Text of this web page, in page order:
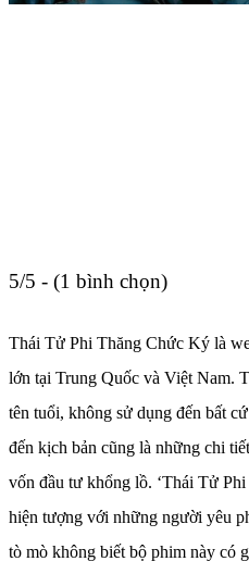
5/5 - (1 bình chọn)
Thái Tử Phi Thăng Chức Ký là
lớn tại Trung Quốc và Việt Nam.
tên tuổi, không sử dụng đến bất
đến kịch bản cũng là những chi
vốn đầu tư khổng lồ. ‘Thái Tử
hiện tượng với những người yêu
tò mò không biết bộ phim này có